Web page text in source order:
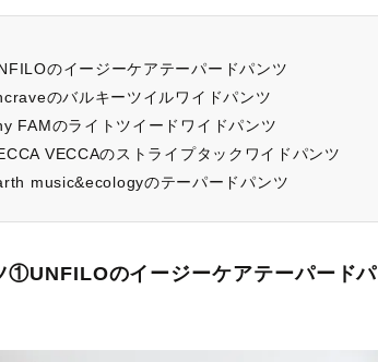
のイージーケアテーパードパンツ
のバルキーツイルワイドパンツ
FAMのライトツイードワイドパンツ
VECCAのストライプタックワイドパンツ
music&ecologyのテーパードパンツ
①UNFILOのイージーケアテーパードパ